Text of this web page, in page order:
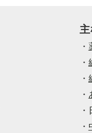
・
・
・
・
・
・